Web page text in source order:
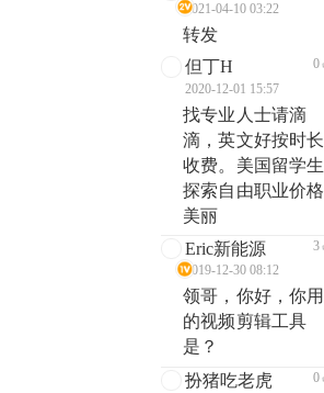
2021-04-10 03:22
转发
但丁H
2020-12-01 15:57
0
找专业人士请滴
滴，英文好按时长
收费。美国留学生
探索自由职业价格
美丽
Eric新能源
2019-12-30 08:12
3
领哥，你好，你用
的视频剪辑工具
是？
扮猪吃老虎
0